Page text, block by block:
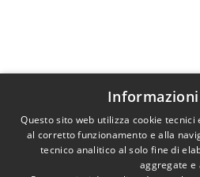
Questo sito web utilizza cookie
al corretto funzionamento e alla
tecnico analitico al solo fine di
aggregate e